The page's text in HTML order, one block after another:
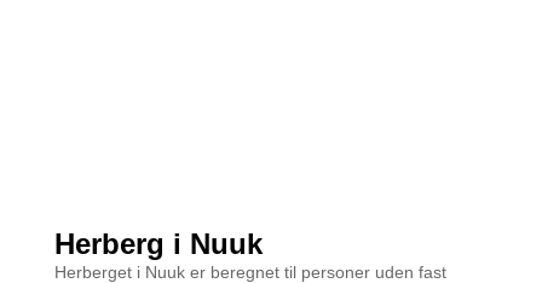
Herberg i Nuuk
Herberget i Nuuk er beregnet til personer uden fast